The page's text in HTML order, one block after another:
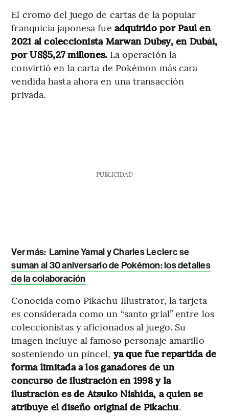
El cromo del juego de cartas de la popular
franquicia japonesa fue adquirido por Paul en
2021 al coleccionista Marwan Dubsy, en Dubái,
por US$5,27 millones. La operación la
convirtió en la carta de Pokémon más cara
vendida hasta ahora en una transacción
privada.
PUBLICIDAD
Ver más: Lamine Yamal y Charles Leclerc se
suman al 30 aniversario de Pokémon: los detalles
de la colaboración
Conocida como Pikachu Illustrator, la tarjeta
es considerada como un “santo grial” entre los
coleccionistas y aficionados al juego. Su
imagen incluye al famoso personaje amarillo
sosteniendo un pincel, ya que fue repartida de
forma limitada a los ganadores de un
concurso de ilustración en 1998 y la
ilustración es de Atsuko Nishida, a quien se
atribuye el diseño original de Pikachu.